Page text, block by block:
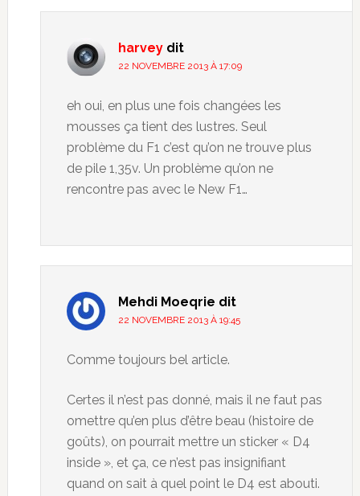
harvey dit
22 NOVEMBRE 2013 À 17:09
eh oui, en plus une fois changées les
mousses ça tient des lustres. Seul
problème du F1 c’est qu’on ne trouve plus
de pile 1,35v. Un problème qu’on ne
rencontre pas avec le New F1…
Mehdi Moeqrie dit
22 NOVEMBRE 2013 À 19:45
Comme toujours bel article.
Certes il n’est pas donné, mais il ne faut pas
omettre qu’en plus d’être beau (histoire de
goûts), on pourrait mettre un sticker « D4
inside », et ça, ce n’est pas insignifiant
quand on sait à quel point le D4 est abouti.